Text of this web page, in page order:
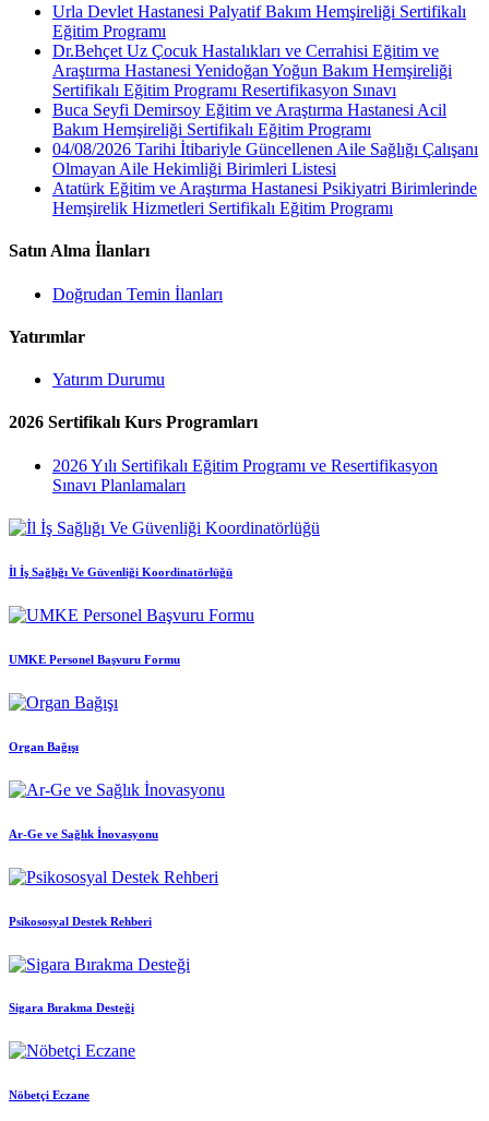
Urla Devlet Hastanesi Palyatif Bakım Hemşireliği Sertifikalı
Eğitim Programı
Dr.Behçet Uz Çocuk Hastalıkları ve Cerrahisi Eğitim ve
Araştırma Hastanesi Yenidoğan Yoğun Bakım Hemşireliği
Sertifikalı Eğitim Programı Resertifikasyon Sınavı
Buca Seyfi Demirsoy Eğitim ve Araştırma Hastanesi Acil
Bakım Hemşireliği Sertifikalı Eğitim Programı
04/08/2026 Tarihi İtibariyle Güncellenen Aile Sağlığı Çalışanı
Olmayan Aile Hekimliği Birimleri Listesi
Atatürk Eğitim ve Araştırma Hastanesi Psikiyatri Birimlerinde
Hemşirelik Hizmetleri Sertifikalı Eğitim Programı
Satın Alma İlanları
Doğrudan Temin İlanları
Yatırımlar
Yatırım Durumu
2026 Sertifikalı Kurs Programları
2026 Yılı Sertifikalı Eğitim Programı ve Resertifikasyon
Sınavı Planlamaları
İl İş Sağlığı Ve Güvenliği Koordinatörlüğü
UMKE Personel Başvuru Formu
Organ Bağışı
Ar-Ge ve Sağlık İnovasyonu
Psikososyal Destek Rehberi
Sigara Bırakma Desteği
Nöbetçi Eczane